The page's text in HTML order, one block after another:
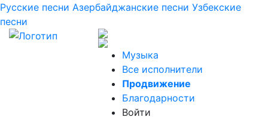
Русские песни Азербайджанские песни Узбекские
песни
Музыка
Все исполнители
Продвижение
Благодарности
Войти